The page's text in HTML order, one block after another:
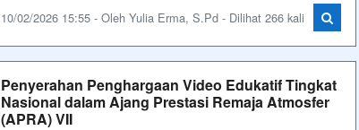
10/02/2026 15:55 - Oleh Yulia Erma, S.Pd - Dilihat 266 kali
Penyerahan Penghargaan Video Edukatif Tingkat
Nasional dalam Ajang Prestasi Remaja Atmosfer
(APRA) VII